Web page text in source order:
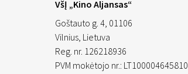
VšĮ „Kino Aljansas“
Goštauto g. 4, 01106
Vilnius, Lietuva
Reg. nr. 126218936
PVM mokėtojo nr.: LT100004645810